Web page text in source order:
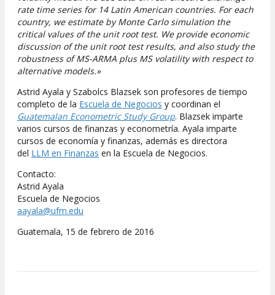
rate time series for 14 Latin American countries. For each
country, we estimate by Monte Carlo simulation the
critical values of the unit root test. We provide economic
discussion of the unit root test results, and also study the
robustness of MS-ARMA plus MS volatility with respect to
alternative models.»
Astrid Ayala y Szabolcs Blazsek son profesores de tiempo
completo de la Escuela de Negocios y coordinan el
Guatemalan Econometric Study Group. Blazsek imparte
varios cursos de finanzas y econometría. Ayala imparte
cursos de economía y finanzas, además es directora
del LLM en Finanzas en la Escuela de Negocios.
Contacto:
Astrid Ayala
Escuela de Negocios
aayala@ufm.edu
Guatemala, 15 de febrero de 2016